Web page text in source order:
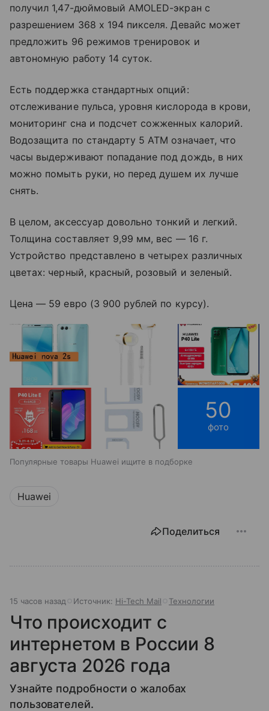
получил 1,47-дюймовый AMOLED-экран с
разрешением 368 х 194 пикселя. Девайс может
предложить 96 режимов тренировок и
автономную работу 14 суток.
Есть поддержка стандартных опций:
отслеживание пульса, уровня кислорода в крови,
мониторинг сна и подсчет сожженных калорий.
Водозащита по стандарту 5 ATM означает, что
часы выдерживают попадание под дождь, в них
можно помыть руки, но перед душем их лучше
снять.
В целом, аксессуар довольно тонкий и легкий.
Толщина составляет 9,99 мм, вес — 16 г.
Устройство представлено в четырех различных
цветах: черный, красный, розовый и зеленый.
Цена — 59 евро (3 900 рублей по курсу).
50
фото
Популярные товары Huawei ищите в подборке
Huawei
Поделиться
15 часов назад Источник: Hi-Tech Mail Технологии
Что происходит с
интернетом в России 8
августа 2026 года
Узнайте подробности о жалобах
пользователей.